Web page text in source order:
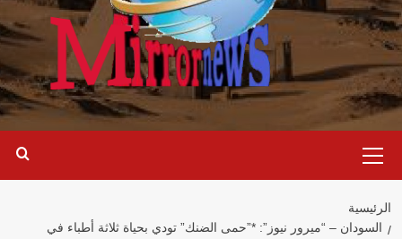
الرئيسية
الرئيسية
السودان – “ميرور نيوز”: *”حمى الضنك” تودي بحياة ثلاثة أطباء في